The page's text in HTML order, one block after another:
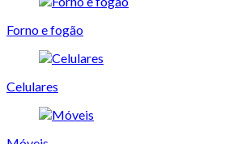
Forno e fogão
Celulares